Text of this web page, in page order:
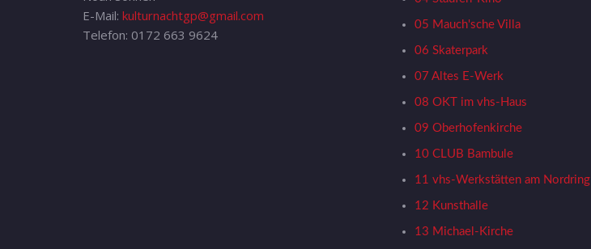
E-Mail: kulturnachtgp@gmail.com
Telefon: 0172 663 9624
05 Mauch'sche Villa
06 Skaterpark
07 Altes E-Werk
08 OKT im vhs-Haus
09 Oberhofenkirche
10 CLUB Bambule
11 vhs-Werkstätten am Nordring
12 Kunsthalle
13 Michael-Kirche